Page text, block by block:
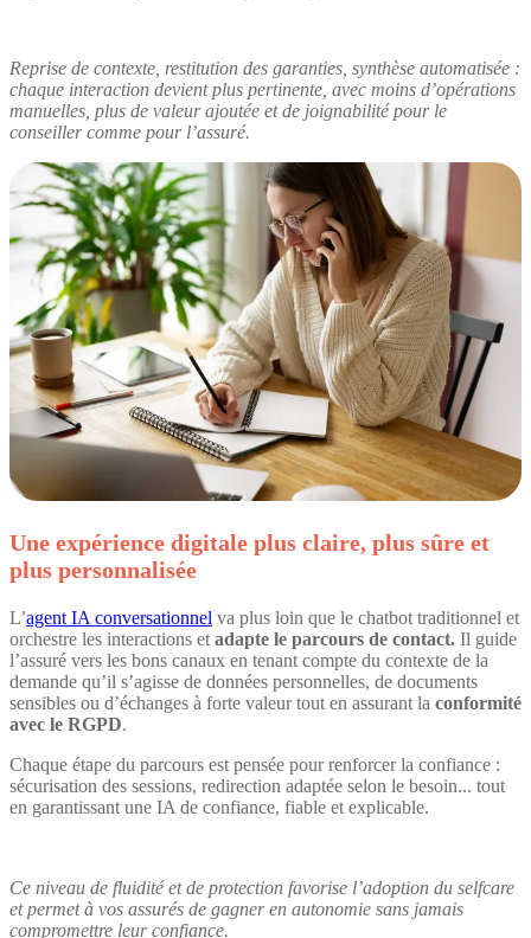
Reprise de contexte, restitution des garanties, synthèse automatisée :
chaque interaction devient plus pertinente, avec moins d’opérations
manuelles, plus de valeur ajoutée et de joignabilité pour le
conseiller comme pour l’assuré.
Une expérience digitale plus claire, plus sûre et
plus personnalisée
L’agent IA conversationnel va plus loin que le chatbot traditionnel et
orchestre les interactions et adapte le parcours de contact. Il guide
l’assuré vers les bons canaux en tenant compte du contexte de la
demande qu’il s’agisse de données personnelles, de documents
sensibles ou d’échanges à forte valeur tout en assurant la conformité
avec le RGPD.
Chaque étape du parcours est pensée pour renforcer la confiance :
sécurisation des sessions, redirection adaptée selon le besoin... tout
en garantissant une IA de confiance, fiable et explicable.
Ce niveau de fluidité et de protection favorise l’adoption du selfcare
et permet à vos assurés de gagner en autonomie sans jamais
compromettre leur confiance.